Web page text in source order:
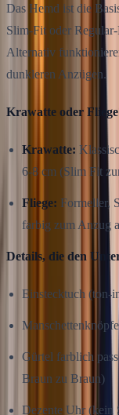
Das Hemd ist die
Slim-Fit oder
Alternativ
dunkleren Anzügen.
Krawatte oder
Krawatte:
6-8 cm (Slim Fit
Fliege: Formeller,
farbig zum Anzug
Details, die den
Einstecktuch (ton-
Gürtel farblich
Braun zu Braun)
Dezente Uhr (kein